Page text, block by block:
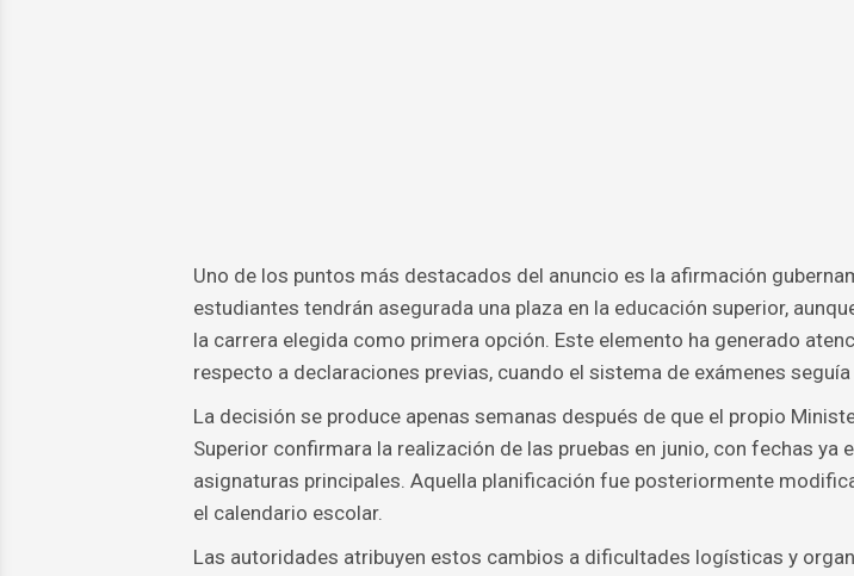
Uno de los puntos más destacados del anuncio es la afirmación
estudiantes tendrán asegurada una plaza en la educación superior,
la carrera elegida como primera opción. Este elemento ha generado
respecto a declaraciones previas, cuando el sistema de exámenes
La decisión se produce apenas semanas después de que el propio
Superior confirmara la realización de las pruebas en junio, con fechas ya
asignaturas principales. Aquella planificación fue posteriormente
el calendario escolar.
Las autoridades atribuyen estos cambios a dificultades logísticas y